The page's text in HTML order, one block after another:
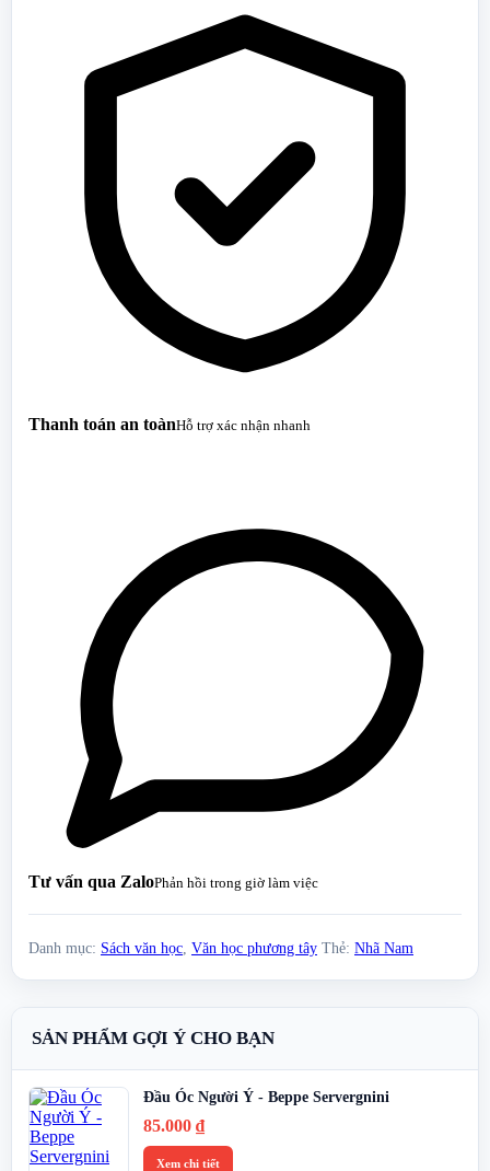
Thanh toán an toànHỗ trợ xác nhận nhanh
Tư vấn qua ZaloPhản hồi trong giờ làm việc
Danh mục: Sách văn học Văn học phương tây Thẻ: Nhã Nam
SẢN PHẨM GỢI Ý CHO BẠN
Đầu Óc Người Ý - Beppe Servergnini
85.000 ₫
Xem chi tiết